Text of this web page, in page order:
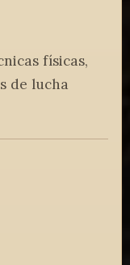
físicas,
de lucha